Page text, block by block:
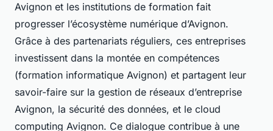
Avignon et les institutions de formation fait
progresser l’écosystème numérique d’Avignon.
Grâce à des partenariats réguliers, ces entreprises
investissent dans la montée en compétences
(formation informatique Avignon) et partagent leur
savoir-faire sur la gestion de réseaux d’entreprise
Avignon, la sécurité des données, et le cloud
computing Avignon. Ce dialogue contribue à une